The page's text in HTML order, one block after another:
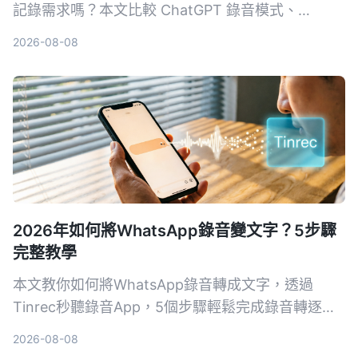
記錄需求嗎？本文比較 ChatGPT 錄音模式、
到真正省時的錄音轉文字工具。
2026-08-08
2026年如何將WhatsApp錄音變文字？5步驟
完整教學
本文教你如何將WhatsApp錄音轉成文字，透過
Tinrec秒聽錄音App，5個步驟輕鬆完成錄音轉逐字
2026-08-08